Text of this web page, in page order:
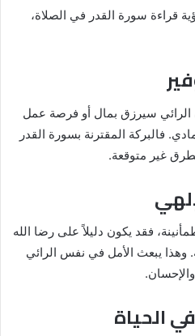
قراءة سورة القدر في الصلاة،
الرائي سيرزق بمال أو فرصة عمل
فالبركة المقترنة بسورة القدر
غير متوقعة.
فقد يكون دليلاً على رضا الله
وهذا يبعث الأمل في نفس الرائي